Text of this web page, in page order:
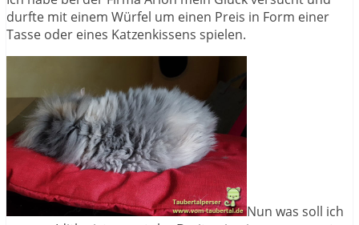
durfte mit einem Würfel um einen Preis in Form einer
Tasse oder eines Katzenkissens spielen.
Nun was soll ich